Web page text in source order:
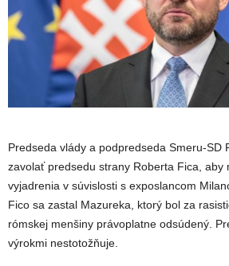
Predseda vlády a podpredseda Smeru-SD
zavolať predsedu strany Roberta Fica, aby
vyjadrenia v súvislosti s exposlancom
Fico sa zastal Mazureka, ktorý bol za
rómskej menšiny právoplatne odsúdený.
výrokmi nestotožňuje.